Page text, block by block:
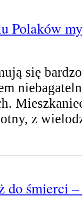
Polaków
się
z
do śmierci –